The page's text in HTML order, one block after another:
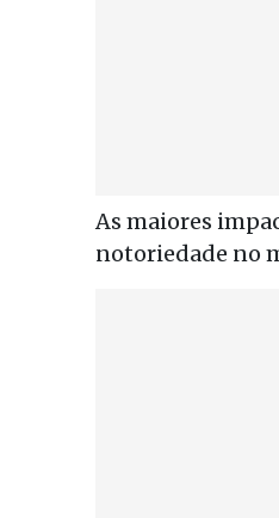
As maiores
notoriedade no